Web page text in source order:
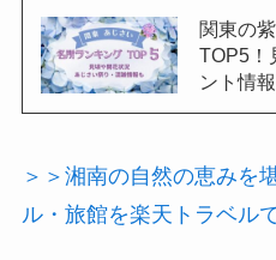
関東の
TOP5！
ント情報
＞＞湘南の自然の恵みを
ル・旅館を楽天トラベル